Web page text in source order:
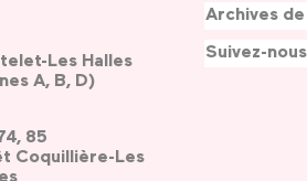
Les Halles
A, B, D)
85
Coquillière-Les
Archives
Suivez-nous